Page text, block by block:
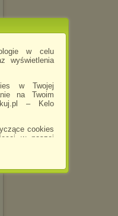
w celu
wyświetlenia
w Twojej
na Twoim
– Kelo
cookies
w naszej
może